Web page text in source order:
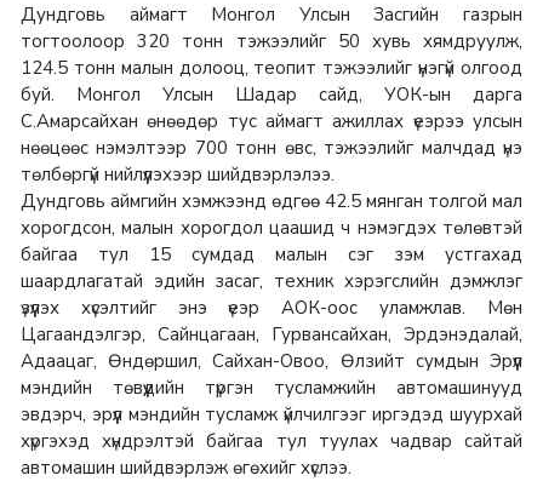
Дундговь аймагт Монгол Улсын Засгийн газрын
тогтоолоор 320 тонн тэжээлийг 50 хувь хямдруулж,
124.5 тонн малын долооц, теопит тэжээлийг үнэгүй олгоод
буй. Монгол Улсын Шадар сайд, УОК-ын дарга
С.Амарсайхан өнөөдөр тус аймагт ажиллах үеэрээ улсын
нөөцөөс нэмэлтээр 700 тонн өвс, тэжээлийг малчдад үнэ
төлбөргүй нийлүүлэхээр шийдвэрлэлээ.
Дундговь аймгийн хэмжээнд өдгөө 42.5 мянган толгой мал
хорогдсон, малын хорогдол цаашид ч нэмэгдэх төлөвтэй
байгаа тул 15 сумдад малын сэг зэм устгахад
шаардлагатай эдийн засаг, техник хэрэгслийн дэмжлэг
үзүүлэх хүсэлтийг энэ үеэр АОК-оос уламжлав. Мөн
Цагаандэлгэр, Сайнцагаан, Гурвансайхан, Эрдэнэдалай,
Адаацаг, Өндөршил, Сайхан-Овоо, Өлзийт сумдын Эрүүл
мэндийн төвүүдийн түргэн тусламжийн автомашинууд
эвдэрч, эрүүл мэндийн тусламж үйлчилгээг иргэдэд шуурхай
хүргэхэд хүндрэлтэй байгаа тул туулах чадвар сайтай
автомашин шийдвэрлэж өгөхийг хүслээ.